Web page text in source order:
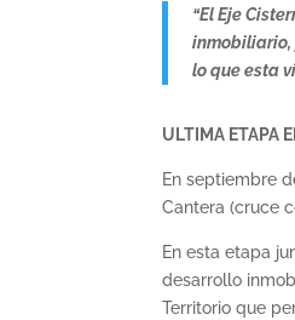
“El Eje
inmobiliario,
lo que esta
ULTIMA ETAPA
En septiembre
Cantera (cruce
En esta etapa
desarrollo
Territorio que